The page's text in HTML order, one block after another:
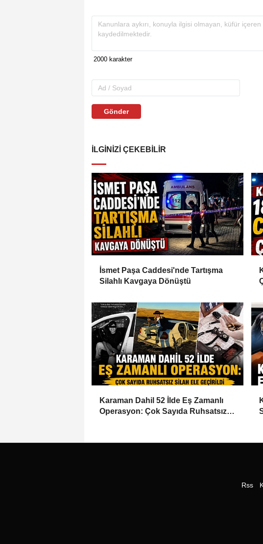
Gönder
İLGINIZI ÇEKEBILIR
İsmet Paşa Caddesi'nde Tartışma
Silahlı Kavgaya Dönüştü
Karaman Dahil 52 İlde Eş Zamanlı
Operasyon: Çok Sayıda Ruhsatsız
Rss